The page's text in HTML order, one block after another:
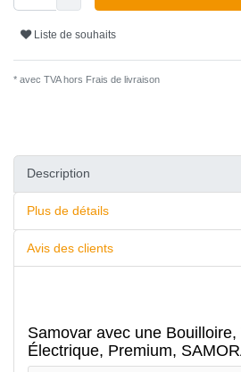
Liste de souhaits
* avec TVA hors Frais de livraison
Description
Plus de détails
Avis des clients
Samovar avec une
Électrique, Premium,